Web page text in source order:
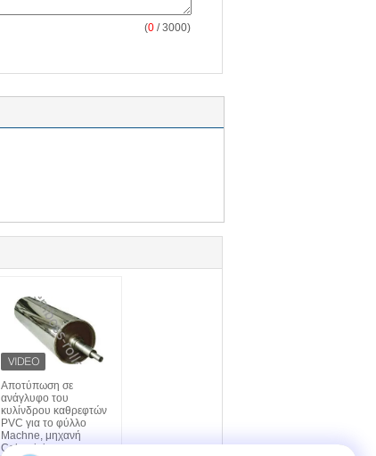
(0 / 3000)
Αποτύπωση σε
ανάγλυφο του
κυλίνδρου καθρεφτών
PVC για το φύλλο
Machne, μηχανή
Calendeing